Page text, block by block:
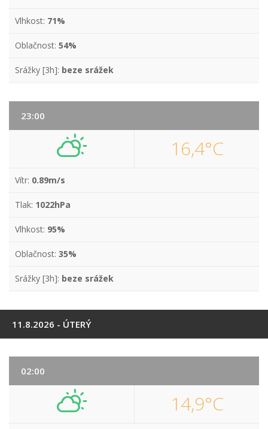
Vlhkost: 71%
Oblačnost: 54%
Srážky [3h]: beze srážek
23:00
16,4°C
Vítr: 0.89m/s
Tlak: 1022hPa
Vlhkost: 95%
Oblačnost: 35%
Srážky [3h]: beze srážek
11.8.2026 - ÚTERÝ
02:00
14,9°C